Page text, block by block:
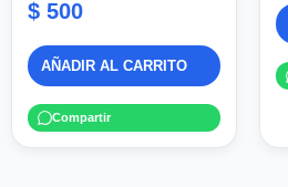
$ 500
AÑADIR AL CARRITO
Compartir